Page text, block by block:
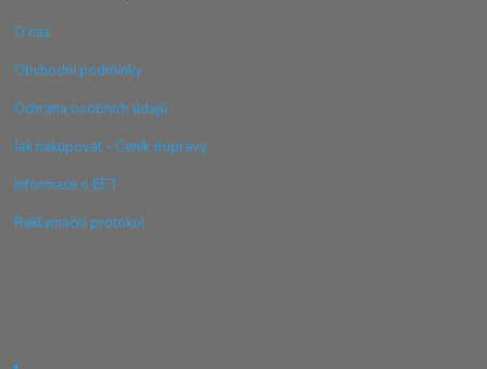
O nás
Obchodní podmínky
Ochrana osobních údajů
Jak nakupovat - Ceník dopravy
Informace o EET
Reklamační protokol